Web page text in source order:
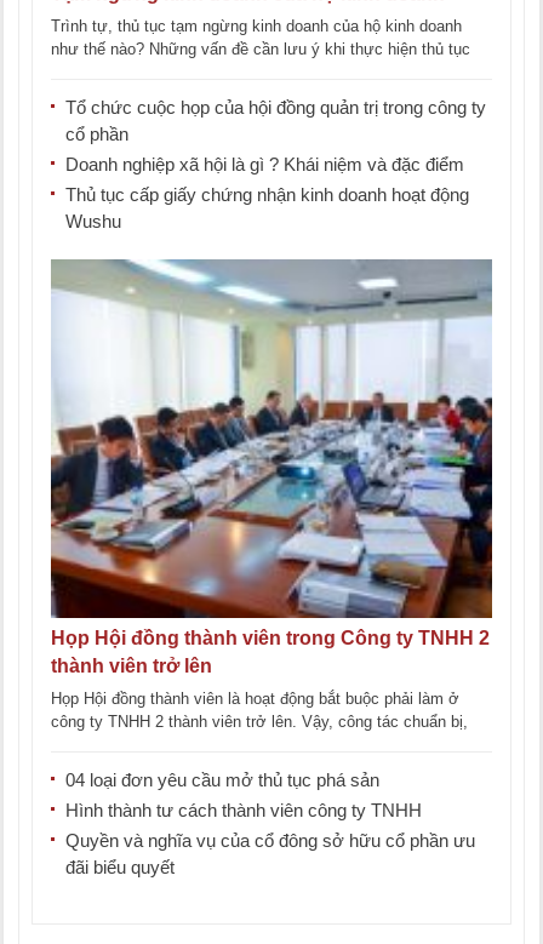
Trình tự, thủ tục tạm ngừng kinh doanh của hộ kinh doanh
như thế nào? Những vấn đề cần lưu ý khi thực hiện thủ tục
Tổ chức cuộc họp của hội đồng quản trị trong công ty
cổ phần
Doanh nghiệp xã hội là gì ? Khái niệm và đặc điểm
Thủ tục cấp giấy chứng nhận kinh doanh hoạt động
Wushu
Họp Hội đồng thành viên trong Công ty TNHH 2
thành viên trở lên
Họp Hội đồng thành viên là hoạt động bắt buộc phải làm ở
công ty TNHH 2 thành viên trở lên. Vậy, công tác chuẩn bị,
04 loại đơn yêu cầu mở thủ tục phá sản
Hình thành tư cách thành viên công ty TNHH
Quyền và nghĩa vụ của cổ đông sở hữu cổ phần ưu
đãi biểu quyết